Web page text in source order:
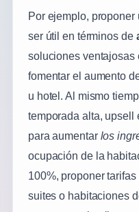
Por ejemplo,
ser útil en términos de
soluciones ventajosas
fomentar el aumento
u hotel. Al mismo
temporada alta, upsell
para aumentar los
ocupación de la
100%, proponer
suites o habitaciones